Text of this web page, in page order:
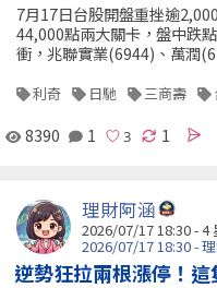
7月17日台股開盤重挫逾
44,000點兩大關卡，盤中跌
衝，兆聯實業(6944)、萬潤
利奇 日馳 三商壽
8390 1 1
理財阿涵
2026/07/17 18:30 - 4
2026/07/17 18:30 -
逆勢狂拉兩根漲停！